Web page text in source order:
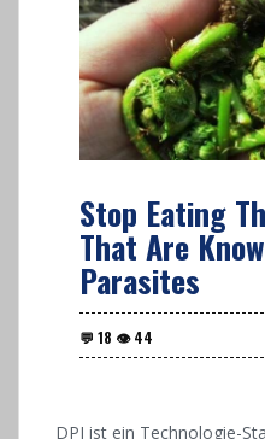
Stop Eating
That Are
Parasites
DPI ist ein Technologie-